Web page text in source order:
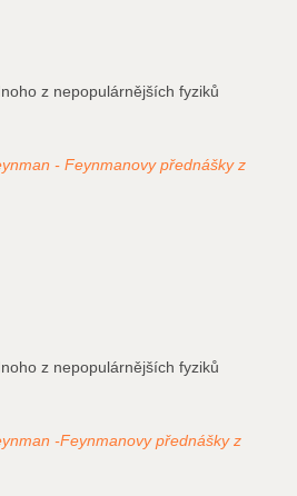
z nepopulárnějších fyziků
- Feynmanovy přednášky z
z nepopulárnějších fyziků
-Feynmanovy přednášky z